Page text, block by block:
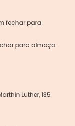
fechar para
para almoço.
Luther, 135